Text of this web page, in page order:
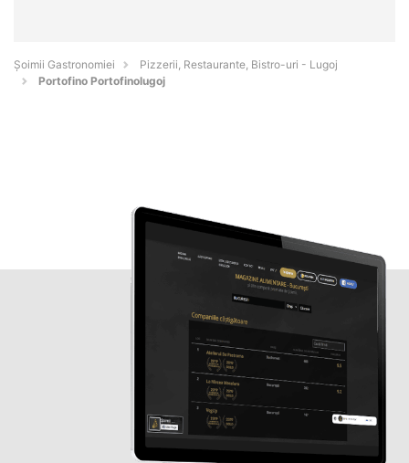
Șoimii Gastronomiei
Pizzerii, Restaurante, Bistro-uri - Lugoj
Portofino Portofinolugoj